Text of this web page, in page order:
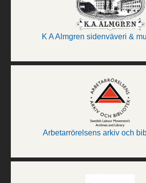
K A Almgren sidenväveri &
Arbetarrörelsens arkiv och